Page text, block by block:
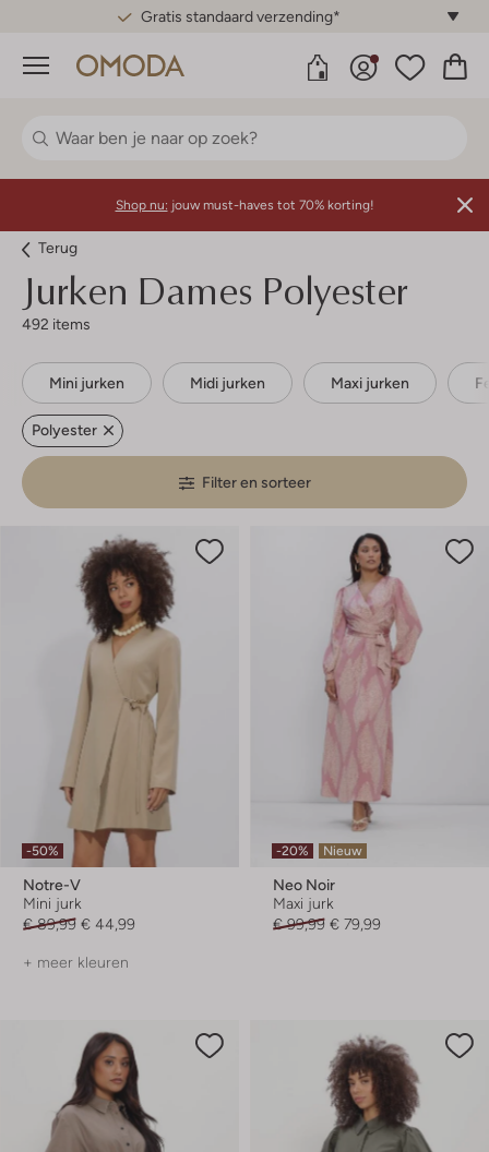
Gratis standaard verzending*
Menu
Shop nu: jouw must-haves tot 70% korting!
Terug
Jurken Dames Polyester
492 items
Mini jurken Midi jurken Maxi jurken
Polyester
Filter en sorteer
-50%
Notre-V
Mini jurk
€ 89,99 € 44,99
+ meer kleuren
-20% Nieuw
Neo Noir
Maxi jurk
€ 99,99 € 79,99